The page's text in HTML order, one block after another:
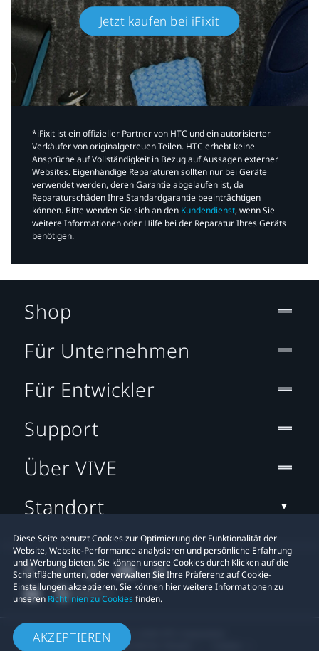
Jetzt kaufen bei iFixit​
*iFixit ist ein offizieller Partner von HTC und ein autorisierter
Verkäufer von originalgetreuen Teilen. HTC erhebt keine
Ansprüche auf Vollständigkeit in Bezug auf Aussagen externer
Websites. Eigenhändige Reparaturen sollten nur bei Geräte
verwendet werden, deren Garantie abgelaufen ist, da
Reparaturschäden Ihre Standardgarantie beeinträchtigen
können. Bitte wenden Sie sich an den Kundendienst, wenn Sie
weitere Informationen oder Hilfe bei der Reparatur Ihres Geräts
benötigen.​
Diese Seite benutzt Cookies zur Optimierung der Funktionalität der
Website, Website-Performance analysieren und persönliche Erfahrung
und Werbung bieten. Sie können unsere Cookies durch Klicken auf die
Schaltfläche unten, oder verwalten Sie Ihre Präferenz auf Cookie-
Einstellungen akzeptieren. Sie können hier weitere Informationen zu
unseren Richtlinien zu Cookiesfinden.
AKZEPTIEREN
Shop
Für Unternehmen
Für Entwickler
Support
Über VIVE
Standort
© 2011-2026 HTC Corporation
Rechtlicher Hinweis